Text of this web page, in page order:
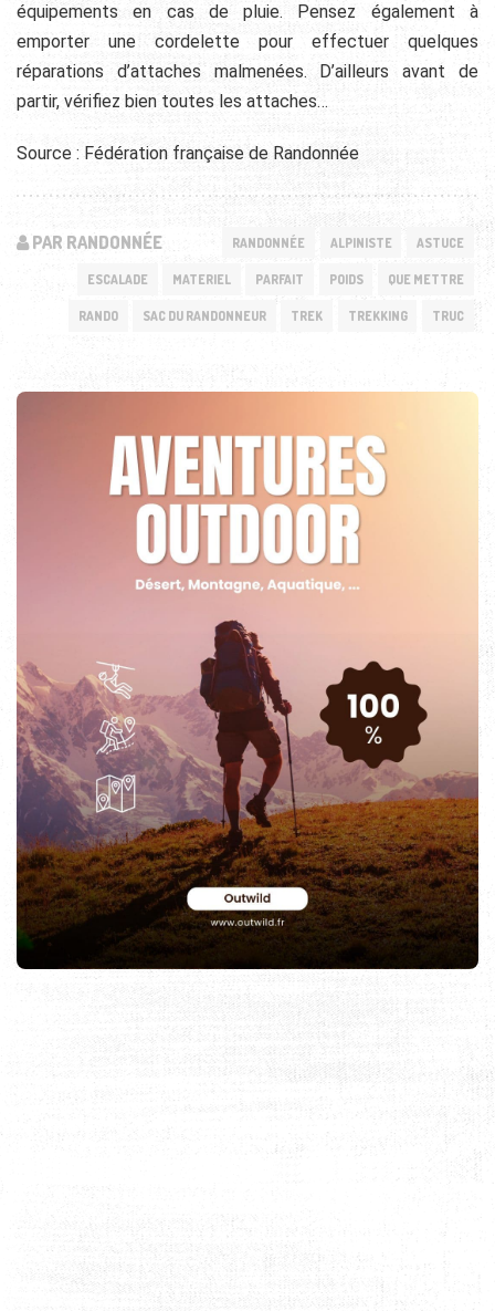
équipements en cas de pluie. Pensez également à
emporter une cordelette pour effectuer quelques
réparations d’attaches malmenées. D’ailleurs avant de
partir, vérifiez bien toutes les attaches…
Source : Fédération française de Randonnée
PAR RANDONNÉE RANDONNÉE ALPINISTE ASTUCE
ESCALADE MATERIEL PARFAIT POIDS QUE METTRE
RANDO SAC DU RANDONNEUR TREK TREKKING TRUC